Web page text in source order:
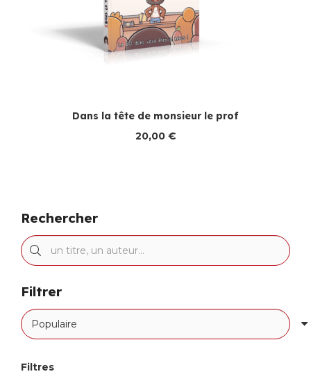
Dans la tête de monsieur le prof
20,00 €
Rechercher
Filtrer
Filtres